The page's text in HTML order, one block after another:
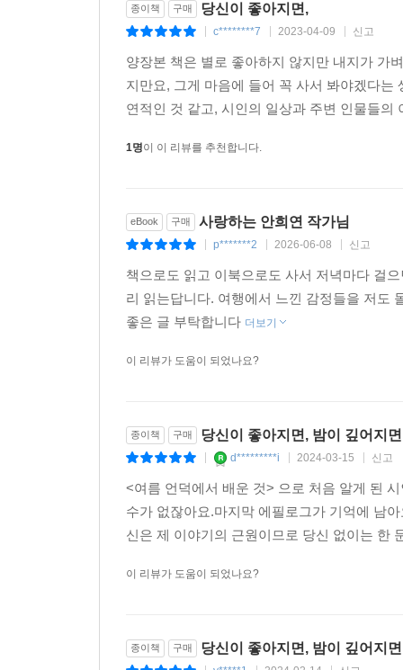
종이책 구매 당신이 좋아지면,
c********7 2023-04-09 신고
양장본 책은 별로 좋아하지 않지만 내지가 가
지만요, 그게 마음에 들어 꼭 사서 봐야겠다
연적인 것 같고, 시인의 일상과 주변 인물들
1명이 이 리뷰를 추천합니다.
eBook 구매 사랑하는 안희연 작가님
p*******2 2026-06-08 신고
책으로도 읽고 이북으로도 사서 저녁마다 걸
리 읽는답니다. 여행에서 느낀 감정들을 저도
좋은 글 부탁합니다 더보기
이 리뷰가 도움이 되었나요?
종이책 구매 당신이 좋아지면, 밤이 깊어지면
d*********i 2024-03-15 신고
<여름 언덕에서 배운 것> 으로 처음 알게 된
수가 없잖아요.마지막 에필로그가 기억에 남
신은 제 이야기의 근원이므로 당신 없이는 한
이 리뷰가 도움이 되었나요?
종이책 구매 당신이 좋아지면, 밤이 깊어지면